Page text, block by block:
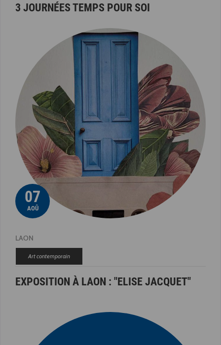
3 JOURNÉES TEMPS POUR SOI
07
AOÛ
LAON
Art contemporain
EXPOSITION À LAON : "ELISE JACQUET"